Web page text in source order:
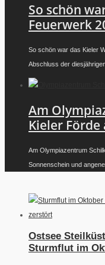
So schön
Feuerwerk
So schön war das Kieler
Abschluss der
Am
Kieler
Am Olympiazentrum
Sonnenschein und
Ostsee
Sturmflut im